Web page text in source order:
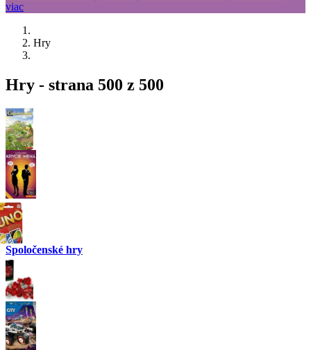
Hry
Hry - strana 500 z 500
Spoločenské hry